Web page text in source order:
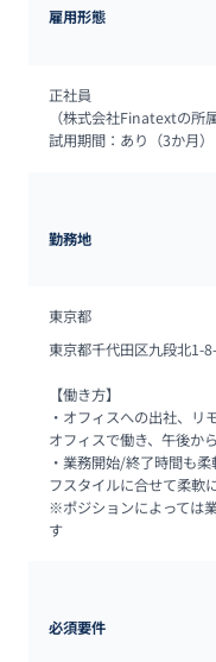
雇用形態
正社員
（株式会社Finatextの所
試用期間：あり（3か月）
勤務地
東京都
東京都千代田区九段北1-
【働き方】
・オフィスへの出社、リ
オフィスで働き、午後か
・業務開始/終了時間も
フスタイルに合せて柔軟
※ポジションによっては
す
必須要件